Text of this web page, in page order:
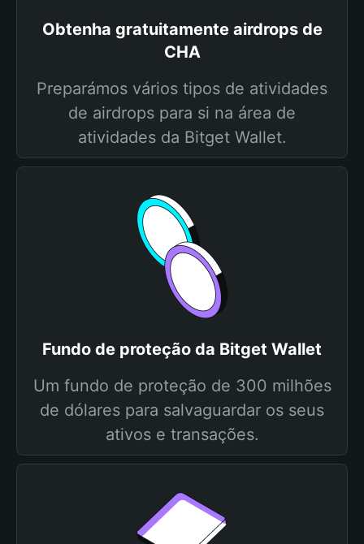
Obtenha gratuitamente airdrops de
CHA
Preparámos vários tipos de atividades
de airdrops para si na área de
atividades da Bitget Wallet.
Fundo de proteção da Bitget Wallet
Um fundo de proteção de 300 milhões
de dólares para salvaguardar os seus
ativos e transações.